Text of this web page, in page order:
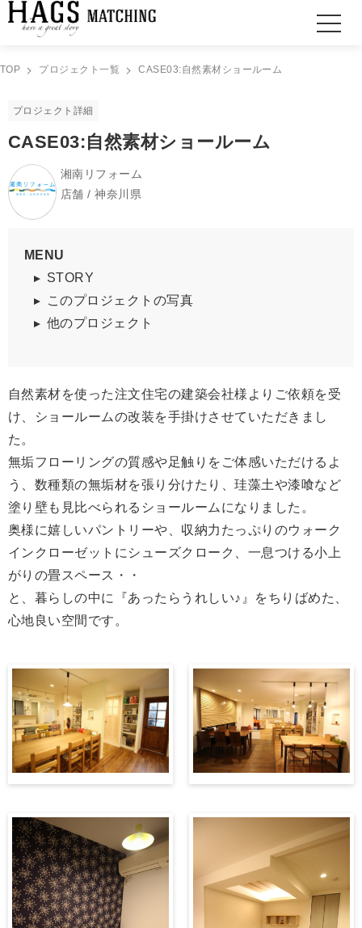
TOP プロジェクト一覧 CASE03:自然素材ショールーム
プロジェクト詳細
CASE03:自然素材ショールーム
湘南リフォーム
店舗 / 神奈川県
MENU
STORY
このプロジェクトの写真
他のプロジェクト
自然素材を使った注文住宅の建築会社様よりご依頼を受
け、ショールームの改装を手掛けさせていただきまし
た。
無垢フローリングの質感や足触りをご体感いただけるよ
う、数種類の無垢材を張り分けたり、珪藻土や漆喰など
塗り壁も見比べられるショールームになりました。
奥様に嬉しいパントリーや、収納力たっぷりのウォーク
インクローゼットにシューズクローク、一息つける小上
がりの畳スペース・・
と、暮らしの中に『あったらうれしい♪』をちりばめた、
心地良い空間です。